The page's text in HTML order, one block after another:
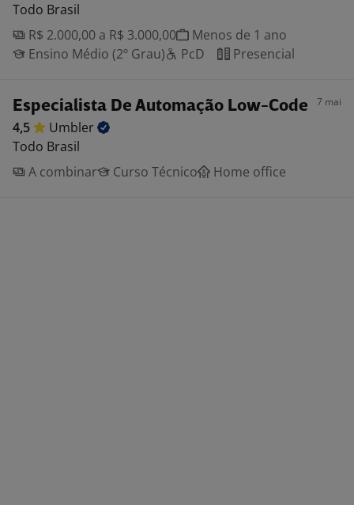
Todo Brasil
R$ 2.000,00 a R$ 3.000,00
Menos de 1 ano
Ensino Médio (2º Grau)
PcD Presencial
Especialista De Automação Low-Code 7 mai
4,5
Umbler
Todo Brasil
A combinar
Curso Técnico Home office